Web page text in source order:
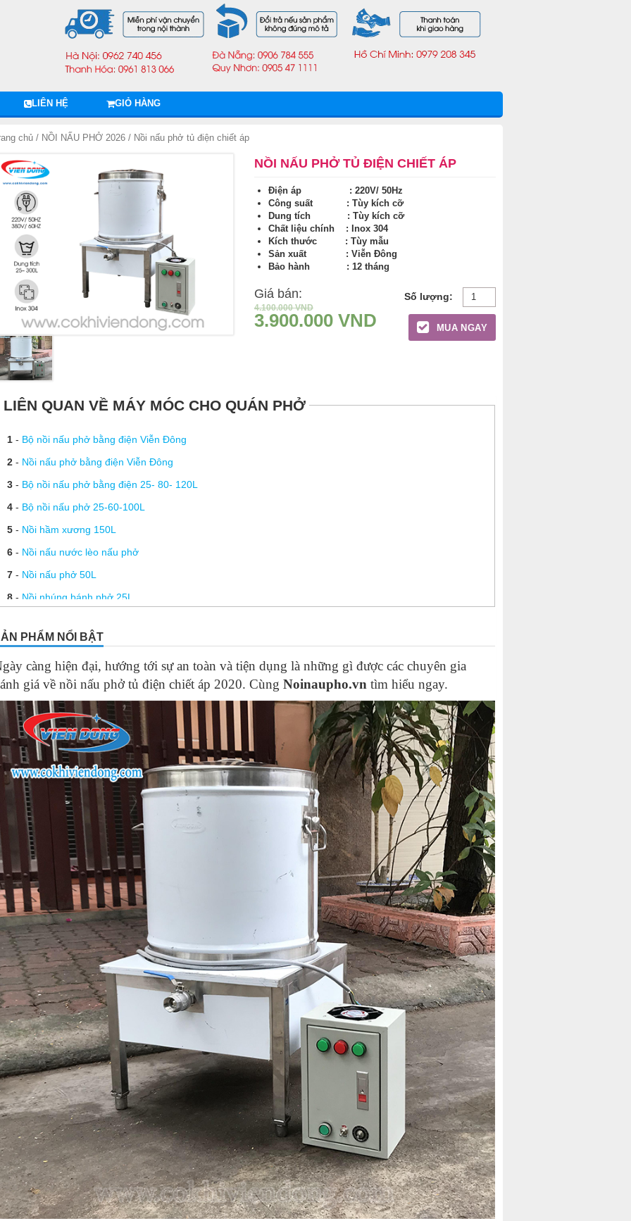
LIÊN HỆ GIỎ HÀNG
chủ / NỒI NẤU PHỞ 2026 / Nồi nấu phở tủ điện chiết áp
NỒI NẤU PHỞ TỦ ĐIỆN CHIẾT ÁP
Điện áp : 220V/ 50Hz
Công suất : Tùy kích cỡ
Dung tích : Tùy kích cỡ
Chất liệu chính : Inox 304
Kích thước : Tùy mẫu
Sản xuất : Viễn Đông
Bảo hành : 12 tháng
Giá bán:
4.100.000VND
3.900.000 VND MUA NGAY
LIÊN QUAN VỀ MÁY MÓC CHO QUÁN PHỞ
1- Bộ nồi nấu phở bằng điện Viễn Đông
2- Nồi nấu phở bằng điện Viễn Đông
3- Bộ nồi nấu phở bằng điện 25- 80- 120L
4- Bộ nồi nấu phở 25-60-100L
5- Nồi hầm xương 150L
6- Nồi nấu nước lèo nấu phở
7- Nồi nấu phở 50L
8- Nồi nhúng bánh phở 25L
10 -Nồi nấu phở xe đẩy 25 – 60L
11-Nồi nấu phở tủ điện chiết áp
12-Nồi hầm xương bằng điện nấu phở
13-
Sọt xương nồi nấu phở
14-Máy thái thịt bò cho quán phở
-Bộ nồi nấu phở 25- 50- 80 Lit
16-Nồi nấu phở bằng điện 25 lít
-Nồi trụng phở trong nồi nấu nước lèo
-5 lưu ý quan trọng khi bắt đầu sử dụng nồi nấu phở
Lợi ích của việc sử dụng nồi nấu phở bằng điện
20-
Mua nồi nấu phở bằng điện ở đâu tốt?
21-
Kinh nghiệm đắt giá để mua được nồi nấu phở điện chất lượng
22-Cách chọn mua nồi nấu phở Viễn Đông chính hãng
23-Giá nồi nấu phở đi nước ngoài
24-Nồi nấu phở có những loại nào tốt trên thị trường hiện nay?
25 -Nồi nấu phở có tốn điện hay không?
26-Những điều cần biết khi đặt hàng nồi nấu phở dung tích lớn
27-Cách vệ sinh và bảo quản nồi nấu phở
28-Chọn kích thước nồi nấu phở sao cho phù hợp nhất
29-Nồi nấu phở bằng điện bao nhiêu tiền?
30 -Nồi điện nấu phở- Có nên dùng không?
31-Kinh nghiệm nấu phở bò ngon mà ai cũng cần nắm trong lòng bàn tay
32- Máy thái hành lá ăn phở QS30
33-Tìm hiểu cấu tạo nồi nấu phở có thiết kế mới nhất hiện nay
34-Tư vấn chọn nồi phở điện cho người mới bắt đầu kinh doanh phở
35-Nồi nấu nước phở bằng điện
PHẨM NỔI BẬT
càng hiện đại, hướng tới sự an toàn và tiện dụng là những gì được các chuyên gia
giá về nồi nấu phở tủ điện chiết áp 2020. Cùng Noinaupho.vn tìm hiểu ngay.